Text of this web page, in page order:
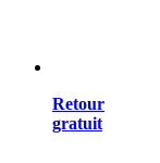
Retour
gratuit